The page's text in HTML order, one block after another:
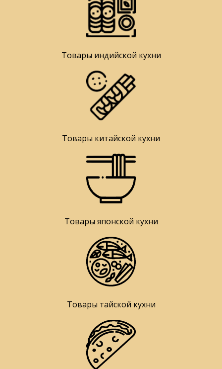
Товары индийской кухни
Товары китайской кухни
Товары японской кухни
Товары тайской кухни